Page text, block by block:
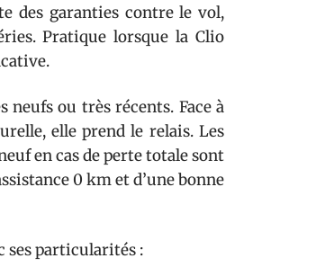
des garanties contre le vol,
Pratique lorsque la Clio
neufs ou très récents. Face à
elle prend le relais. Les
en cas de perte totale sont
0 km et d’une bonne
ses particularités :